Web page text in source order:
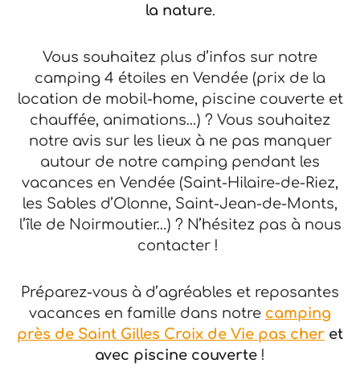
la nature.
Vous souhaitez plus d’infos sur notre
camping 4 étoiles en Vendée (prix de la
location de mobil-home, piscine couverte et
chauffée, animations…) ? Vous souhaitez
notre avis sur les lieux à ne pas manquer
autour de notre camping pendant les
vacances en Vendée (Saint-Hilaire-de-Riez,
les Sables d’Olonne, Saint-Jean-de-Monts,
l’île de Noirmoutier…) ? N’hésitez pas à nous
contacter !
Préparez-vous à d’agréables et reposantes
vacances en famille dans notre camping
près de Saint Gilles Croix de Vie pas cher et
avec piscine couverte !